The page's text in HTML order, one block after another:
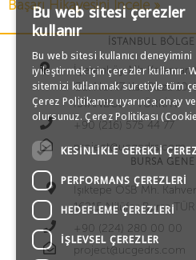
Başarı Hikayesini İncele »
BURSA
Işıktepe OSB Mh.
16215 Nilüfer Bursa
+90 (224) 280 00 00
project@ucgedrs.com
İSTANBUL
İçerenköy Mh Karaman
Cd. No:47 Kar Plaza 10.
İSTANBUL – TÜRKİYE
+90 (216) 575 44 77
project@ucgedrs.com
Bu web sitesi çerezler
kullanır
Bu web sitesi kullanıcı deneyimini
iyileştirmek için çerezler kullanır.
sitemizi kullanmak suretiyle tüm
Çerez Politikamız uyarınca onay
olursunuz. Çerez Politikası
KESINLIKLE GEREKLI
PERFORMANS ÇEREZLERI
HEDEFLEME ÇEREZLERI
İŞLEVSEL ÇEREZLER